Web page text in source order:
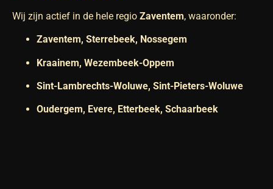
Wij zijn actief in de hele regio Zaventem, waaronder:
Zaventem, Sterrebeek, Nossegem
Kraainem, Wezembeek-Oppem
Sint-Lambrechts-Woluwe, Sint-Pieters-Woluwe
Oudergem, Evere, Etterbeek, Schaarbeek